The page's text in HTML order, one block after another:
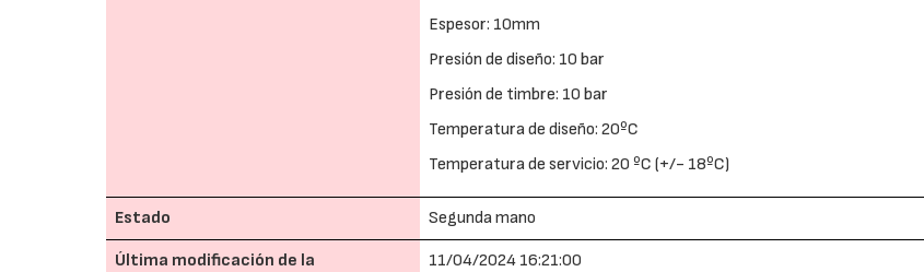
Espesor: 10mm
Presión de diseño: 10 bar
Presión de timbre: 10 bar
Temperatura de diseño: 20ºC
Temperatura de servicio: 20 ºC (+/- 18ºC)
Estado Segunda mano
Última modificación de la
11/04/2024 16:21:00